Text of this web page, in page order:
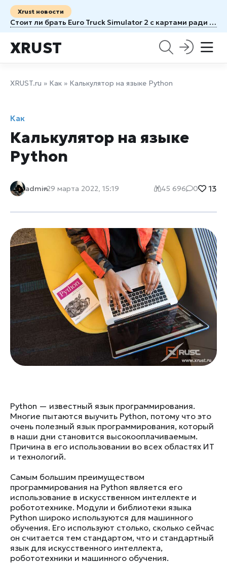
Xrust новости
Стоит ли брать Euro Truck Simulator 2 с картами ради новых маршрутов
XRUST
XRUST.ru » Как » Калькулятор на языке Python
Как
Калькулятор на языке
Python
admin29 марта 2022, 15:19 45 696 0 13
Python — известный язык программирования.
Многие пытаются выучить Python, потому что это
очень полезный язык программирования, который
в наши дни становится высокооплачиваемым.
Причина в его использовании во всех областях ИТ
и технологий.
Самым большим преимуществом
программирования на Python является его
использование в искусственном интеллекте и
робототехнике. Модули и библиотеки языка
Python широко используются для машинного
обучения. Его используют столько, сколько сейчас
он считается тем стандартом, что и стандартный
язык для искусственного интеллекта,
робототехники и машинного обучения.